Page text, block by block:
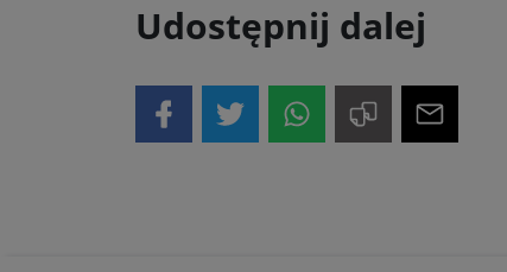
Udostępnij dalej